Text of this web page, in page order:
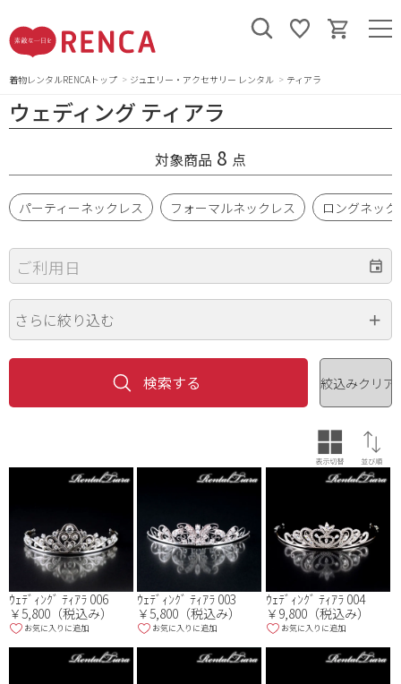
着物レンタルRENCAトップ ジュエリー・アクセサリー レンタル ティアラ
ウェディング ティアラ
対象商品 8 点
パーティーネックレス フォーマルネックレス ロングネッ
ご利用日
さらに絞り込む
ｳｪﾃﾞｨﾝｸﾞ ﾃｨｱﾗ 006
￥5,800（税込み）
お気に入りに追加
ｳｪﾃﾞｨﾝｸﾞ ﾃｨｱﾗ 003
￥5,800（税込み）
お気に入りに追加
ｳｪﾃﾞｨﾝｸﾞ ﾃｨｱﾗ 004
￥9,800（税込み）
お気に入りに追加